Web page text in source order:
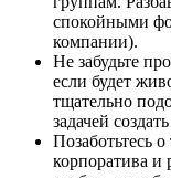
спокойными
компании).
Не забудьте
если будет
тщательно
задачей
Позаботьтесь
корпоратива и